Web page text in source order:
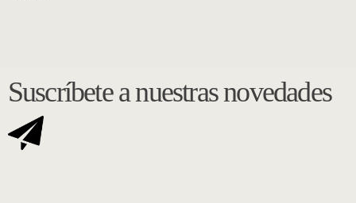
Suscríbete a nuestras novedades